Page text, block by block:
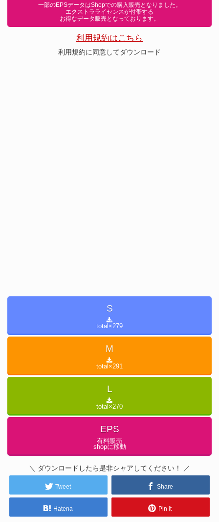
一部のEPSデータはShopでの購入販売となりました。
エクストラライセンスが付帯する
お得なデータ販売となっております。
利用規約はこちら
利用規約に同意してダウンロード
S
total×279
M
total×291
L
total×270
EPS
有料販売
shopに移動
＼ ダウンロードしたら是非シャアしてください！ ／
Tweet Share
Hatena Pin it